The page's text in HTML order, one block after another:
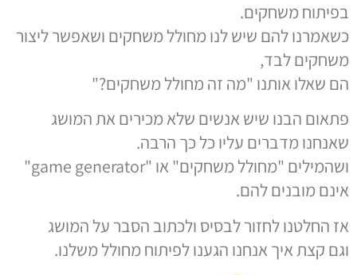
בפיתוח משחקים.
כשאמרנו להם שיש לנו מחולל משחקים ושאפשר ליצור
משחקים לבד,
הם שאלו אותנו "מה זה מחולל משחקים?"
פתאום הבנו שיש אנשים שלא מכירים את המושג
שאנחנו מדברים עליו כל כך הרבה.
ושהמילים "מחולל משחקים" או "game generator"
אינם מובנים להם.
אז החלטנו לחזור לבסיס ולכתוב הסבר על המושג
וגם קצת איך אנחנו הגענו לפיתוח מחולל משלנו.